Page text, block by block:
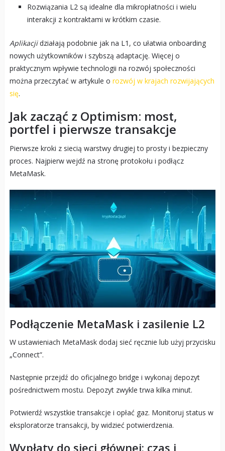
Rozwiązania L2 są idealne dla mikropłatności i wielu
interakcji z kontraktami w krótkim czasie.
Aplikacjidziałają podobnie jak na L1, co ułatwia onboarding
nowych użytkowników i szybszą adaptację. Więcej o
praktycznym wpływie technologii na rozwój społeczności
można przeczytać w artykule o rozwój w krajach rozwijających
się.
Jak zacząć z Optimism: most,
portfel i pierwsze transakcje
Pierwsze kroki z siecią warstwy drugiej to prosty i bezpieczny
proces. Najpierw wejdź na stronę protokołu i podłącz
MetaMask.
Podłączenie MetaMask i zasilenie L2
W ustawieniach MetaMask dodaj sieć ręcznie lub użyj przycisku
„Connect”.
Następnie przejdź do oficjalnego bridge i wykonaj depozyt
pośrednictwem mostu. Depozyt zwykle trwa kilka minut.
Potwierdź wszystkie transakcje i opłać gaz. Monitoruj status w
eksploratorze transakcji, by widzieć potwierdzenia.
Wypłaty do sieci głównej: czas i